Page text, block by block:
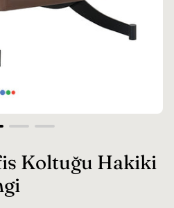
Koltuğu Hakiki